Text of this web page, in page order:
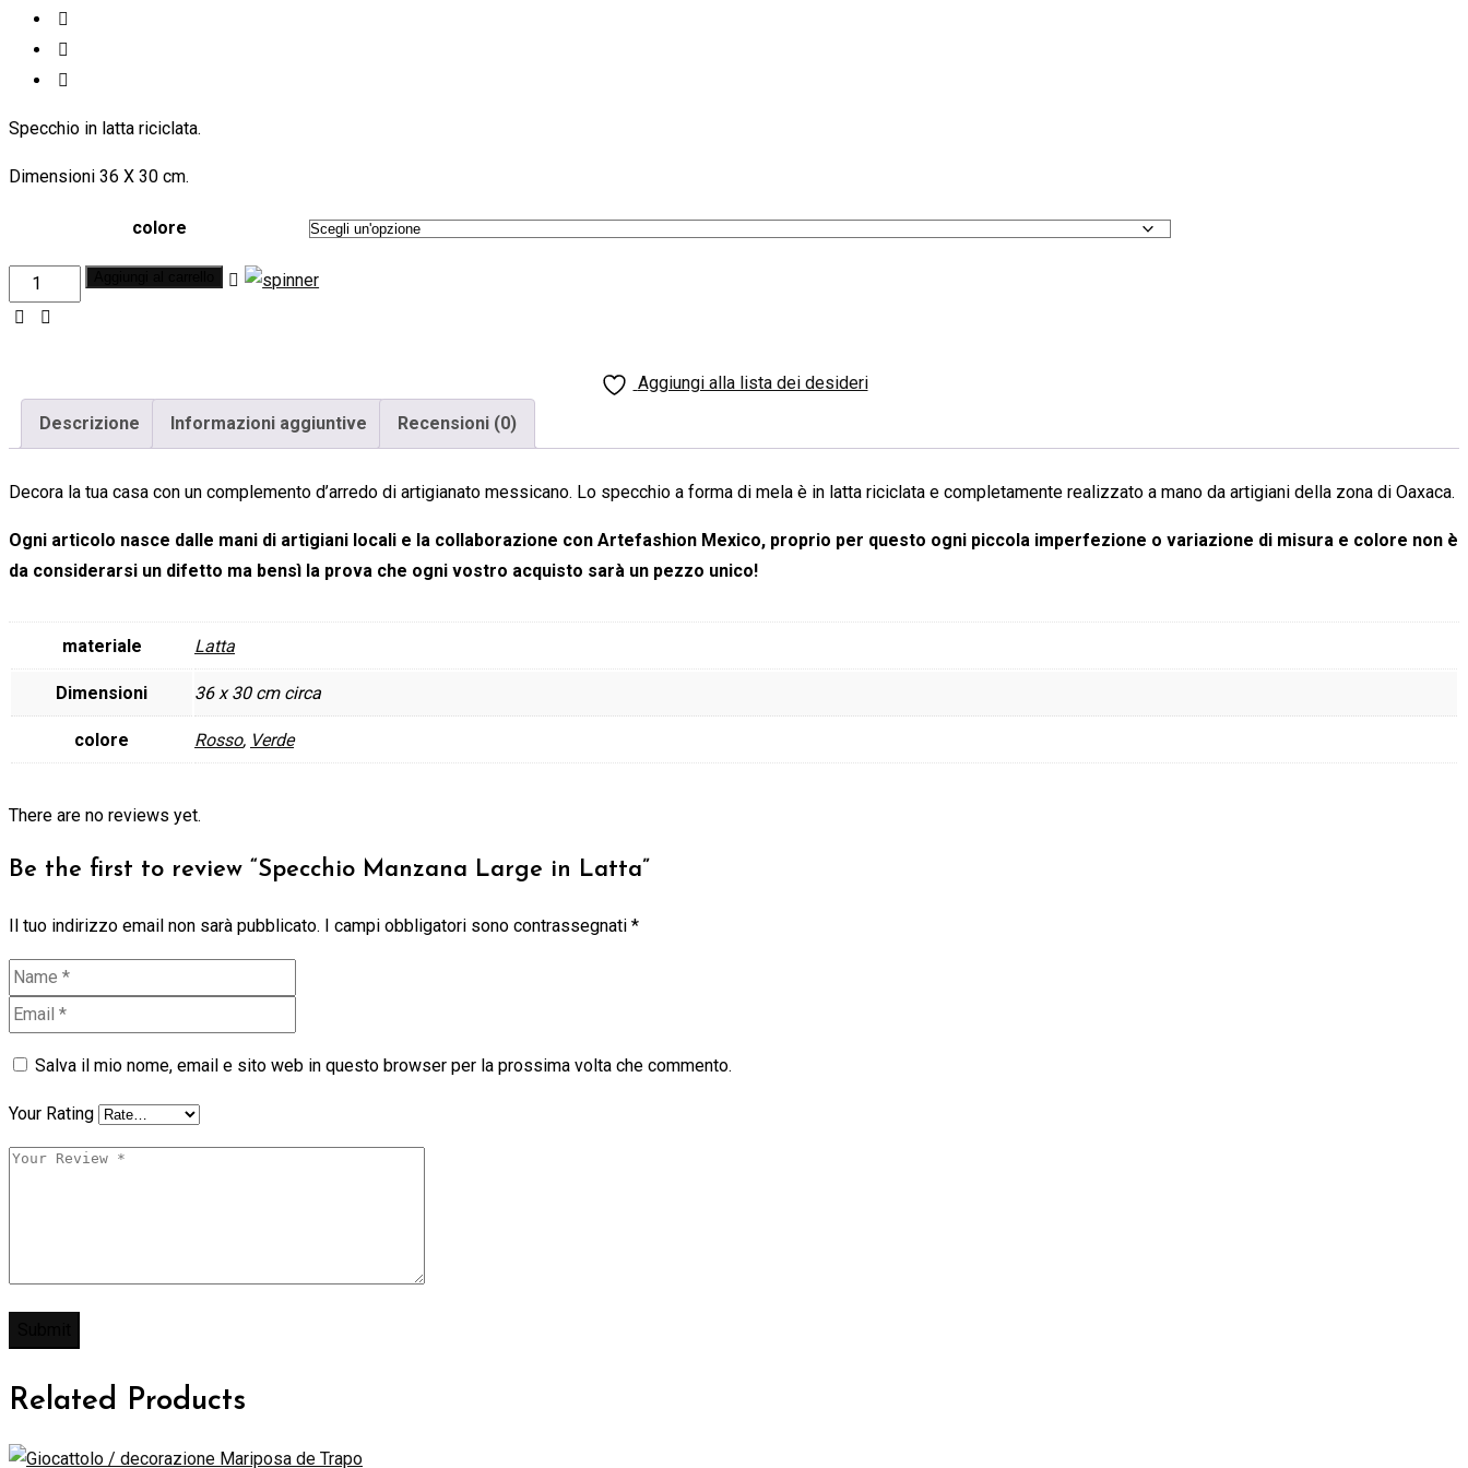
Specchio in latta riciclata.
Dimensioni 36 X 30 cm.
colore
Specchio
Manzana
Latta
quantity
Aggiungi alla lista dei desideri
Descrizione
Informazioni aggiuntive Recensioni (0)
Decora la tua casa con un complemento d’arredo di artigianato messicano. Lo specchio a forma di mela è in latta riciclata e completamente realizzato a mano da artigiani della zona di Oaxaca.
Ogni articolo nasce dalle mani di artigiani locali e la collaborazione con Artefashion Mexico, proprio per questo ogni piccola imperfezione o variazione di misura e colore non è
da considerarsi un difetto ma bensì la prova che ogni vostro acquisto sarà un pezzo unico!
materiale Latta
Dimensioni 36 x 30 cm circa
colore Rosso, Verde
There are no reviews yet.
Be the first to review “Specchio Manzana Large in Latta”
Il tuo indirizzo email non sarà pubblicato. I campi obbligatori sono contrassegnati *
Salva il mio nome, email e sito web in questo browser per la prossima volta che commento.
Your Rating
Related Products